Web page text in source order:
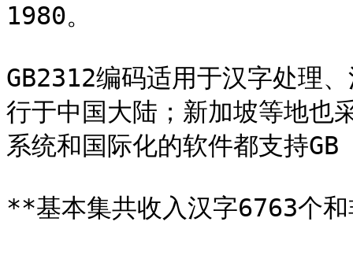
1980。
GB2312编码适用于汉字处理
行于中国大陆；新加坡等地也
系统和国际化的软件都支持
**基本集共收入汉字6763个